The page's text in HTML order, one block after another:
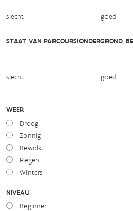
slecht goed
STAAT VAN PARCOURS(ONDERGROND,
slecht goed
WEER
Droog
Zonnig
Bewolkt
Regen
Winters
NIVEAU
Beginner